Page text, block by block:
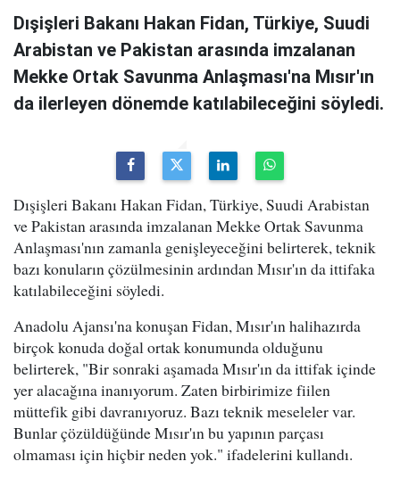
Dışişleri Bakanı Hakan Fidan, Türkiye, Suudi
Arabistan ve Pakistan arasında imzalanan
Mekke Ortak Savunma Anlaşması'na Mısır'ın
da ilerleyen dönemde katılabileceğini söyledi.
Dışişleri Bakanı Hakan Fidan, Türkiye, Suudi Arabistan
ve Pakistan arasında imzalanan Mekke Ortak Savunma
Anlaşması'nın zamanla genişleyeceğini belirterek, teknik
bazı konuların çözülmesinin ardından Mısır'ın da ittifaka
katılabileceğini söyledi.
Anadolu Ajansı'na konuşan Fidan, Mısır'ın halihazırda
birçok konuda doğal ortak konumunda olduğunu
belirterek, "Bir sonraki aşamada Mısır'ın da ittifak içinde
yer alacağına inanıyorum. Zaten birbirimize fiilen
müttefik gibi davranıyoruz. Bazı teknik meseleler var.
Bunlar çözüldüğünde Mısır'ın bu yapının parçası
olmaması için hiçbir neden yok." ifadelerini kullandı.